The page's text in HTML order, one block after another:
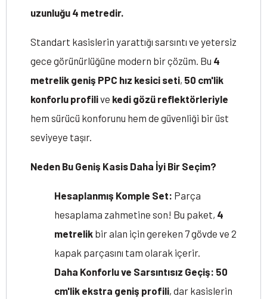
uzunluğu 4 metredir.
Standart kasislerin yarattığı sarsıntı ve yetersiz
gece görünürlüğüne modern bir çözüm. Bu 4
metrelik geniş PPC hız kesici seti, 50 cm'lik
konforlu profilive kedi gözü reflektörleriyle
hem sürücü konforunu hem de güvenliği bir üst
seviyeye taşır.
Neden Bu Geniş Kasis Daha İyi Bir Seçim?
Hesaplanmış Komple Set: Parça
hesaplama zahmetine son! Bu paket, 4
metrelik bir alan için gereken 7 gövde ve 2
kapak parçasını tam olarak içerir.
Daha Konforlu ve Sarsıntısız Geçiş: 50
cm'lik ekstra geniş profili, dar kasislerin